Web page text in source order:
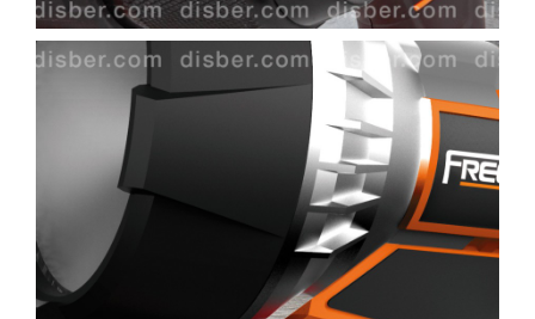
WOODMAN PROFESIONAL
Maquinaria CNC
Cepilladoras WP
Chapadoras WP
Escuadradoras WP
Regruesadoras WP
BRICO OK
Compresores